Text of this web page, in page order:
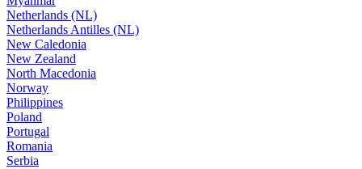
Netherlands (NL)
Netherlands Antilles (NL)
New Caledonia
New Zealand
North Macedonia
Norway
Philippines
Poland
Portugal
Romania
Serbia